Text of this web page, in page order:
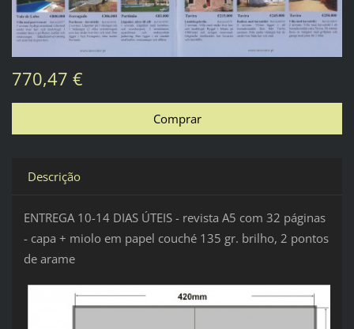
770,47 €
Descrição
ENTREGA 10-14 DIAS ÚTEIS - revista A5 com 32 páginas
- capa + miolo em papel couché 135 gr. brilho, 2 pontos
de arame